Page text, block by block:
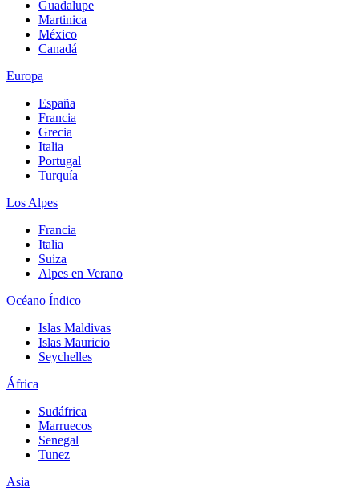
Guadalupe
Martinica
México
Canadá
Europa
España
Francia
Grecia
Italia
Portugal
Turquía
Los Alpes
Francia
Italia
Suiza
Alpes en Verano
Océano Índico
Islas Maldivas
Islas Mauricio
Seychelles
África
Sudáfrica
Marruecos
Senegal
Tunez
Asia